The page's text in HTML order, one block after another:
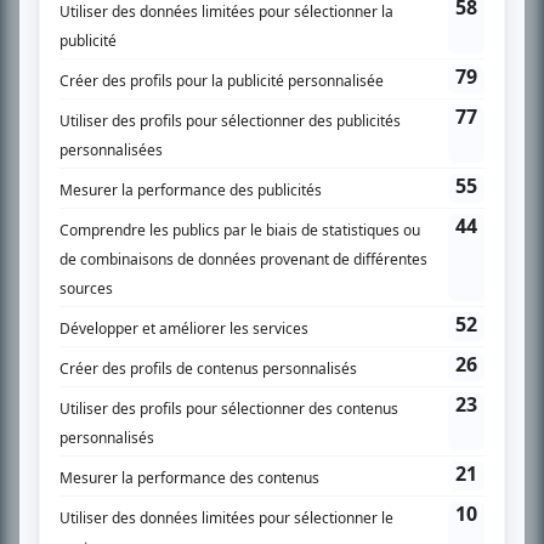
SUR LE RÉSEAU BIZZ MÉDIA
PLAN DU SITE
Accueil
Liste des oeuvres
Recherche avancée
À propos
Nous contacter
Termes et conditions
Politique de confidentialité
Gestion du consentement